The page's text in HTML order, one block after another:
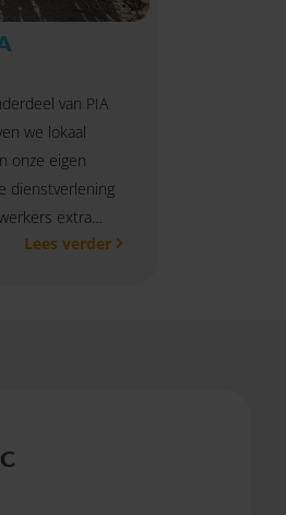
van PIA
we lokaal
onze eigen
dienstverlening
extra
deze
Lees verder